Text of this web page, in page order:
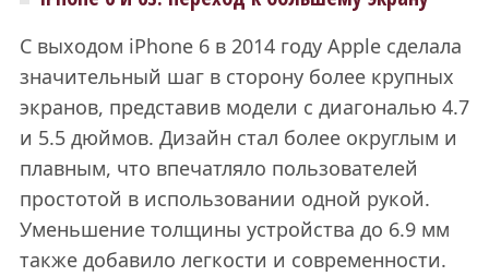
С выходом iPhone 6 в 2014 году Apple сделала
значительный шаг в сторону более крупных
экранов, представив модели с диагональю 4.7
и 5.5 дюймов. Дизайн стал более округлым и
плавным, что впечатляло пользователей
простотой в использовании одной рукой.
Уменьшение толщины устройства до 6.9 мм
также добавило легкости и современности.